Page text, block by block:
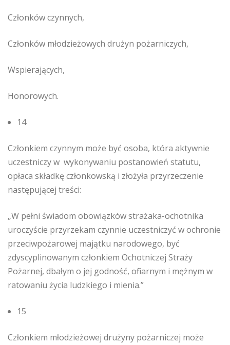
Członków czynnych,
Członków młodzieżowych drużyn pożarniczych,
Wspierających,
Honorowych.
14
Członkiem czynnym może być osoba, która aktywnie
uczestniczy w wykonywaniu postanowień statutu,
opłaca składkę członkowską i złożyła przyrzeczenie
następującej treści:
„W pełni świadom obowiązków strażaka-ochotnika
uroczyście przyrzekam czynnie uczestniczyć w ochronie
przeciwpożarowej majątku narodowego, być
zdyscyplinowanym członkiem Ochotniczej Straży
Pożarnej, dbałym o jej godność, ofiarnym i mężnym w
ratowaniu życia ludzkiego i mienia.”
15
Członkiem młodzieżowej drużyny pożarniczej może